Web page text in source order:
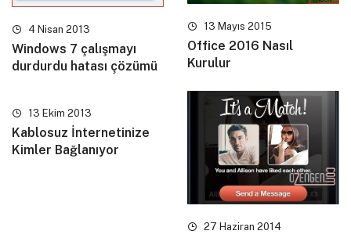
4 Nisan 2013
Windows 7 çalışmayı
durdurdu hatası çözümü
13 Mayıs 2015
Office 2016 Nasıl
Kurulur
13 Ekim 2013
Kablosuz İnternetinize
Kimler Bağlanıyor
27 Haziran 2014